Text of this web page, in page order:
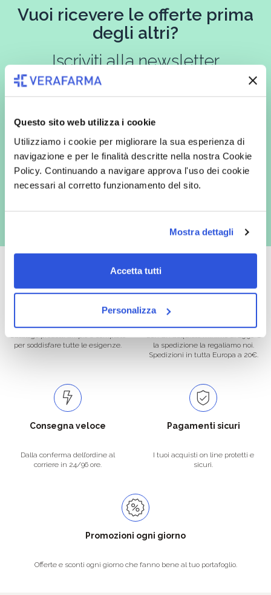
Questo sito web utilizza i cookie
Utilizziamo i cookie per migliorare la sua esperienza di
navigazione e per le finalità descritte nella nostra Cookie
Policy. Continuando a navigare approva l'uso dei cookie
necessari al corretto funzionamento del sito.
Mostra dettagli
Accetta tutti
Personalizza
Vuoi ricevere le offerte prima
degli altri?
Iscriviti alla newsletter
In qualità di interessato, avendo letto l’informativa
espressamente al trattamento dei miei dati personali per finalità
commerciali da parte di Verafarma, tra cui invio di comunicazioni
marketing (con modalità telematiche - quali ad es. newsletter ed e-mail
con inviti e comunicazioni commerciali - e modalità tradizionali, quali ad
es. posta cartacea)
Oltre 50.000 prodotti
per soddisfare tutte le esigenze.
Spedizione gratuita
la spedizione la regaliamo noi.
Spedizioni in tutta Europa a 20€.
Consegna veloce
Dalla conferma dell’ordine al
corriere in 24/96 ore.
Pagamenti sicuri
I tuoi acquisti on line protetti e
sicuri.
Promozioni ogni giorno
Offerte e sconti ogni giorno che fanno bene al tuo portafoglio.